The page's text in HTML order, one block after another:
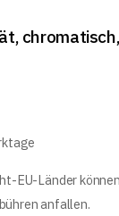
EU-Länder
anfallen.